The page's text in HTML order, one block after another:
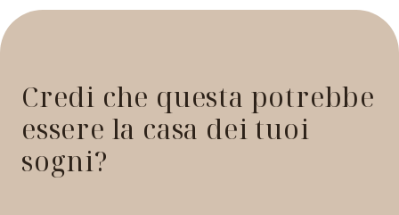
Credi che questa potrebbe
essere la casa dei tuoi
sogni?